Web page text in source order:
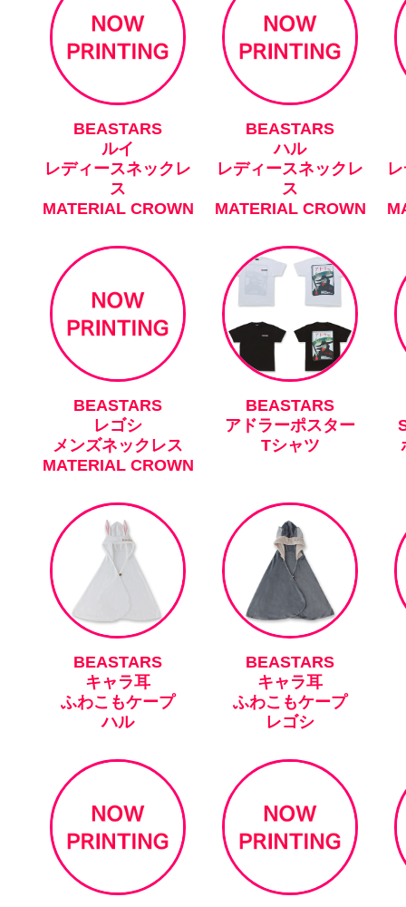
BEASTARS
ルイ
レディースネックレ
ス
MATERIAL CROWN
BEASTARS
ハル
レディースネックレ
ス
MATERIAL CROWN
BEASTARS
レゴシ
メンズネックレス
MATERIAL CROWN
BEASTARS
アドラーポスター
Tシャツ
BEASTARS
キャラ耳
ふわこもケープ
ハル
BEASTARS
キャラ耳
ふわこもケープ
レゴシ